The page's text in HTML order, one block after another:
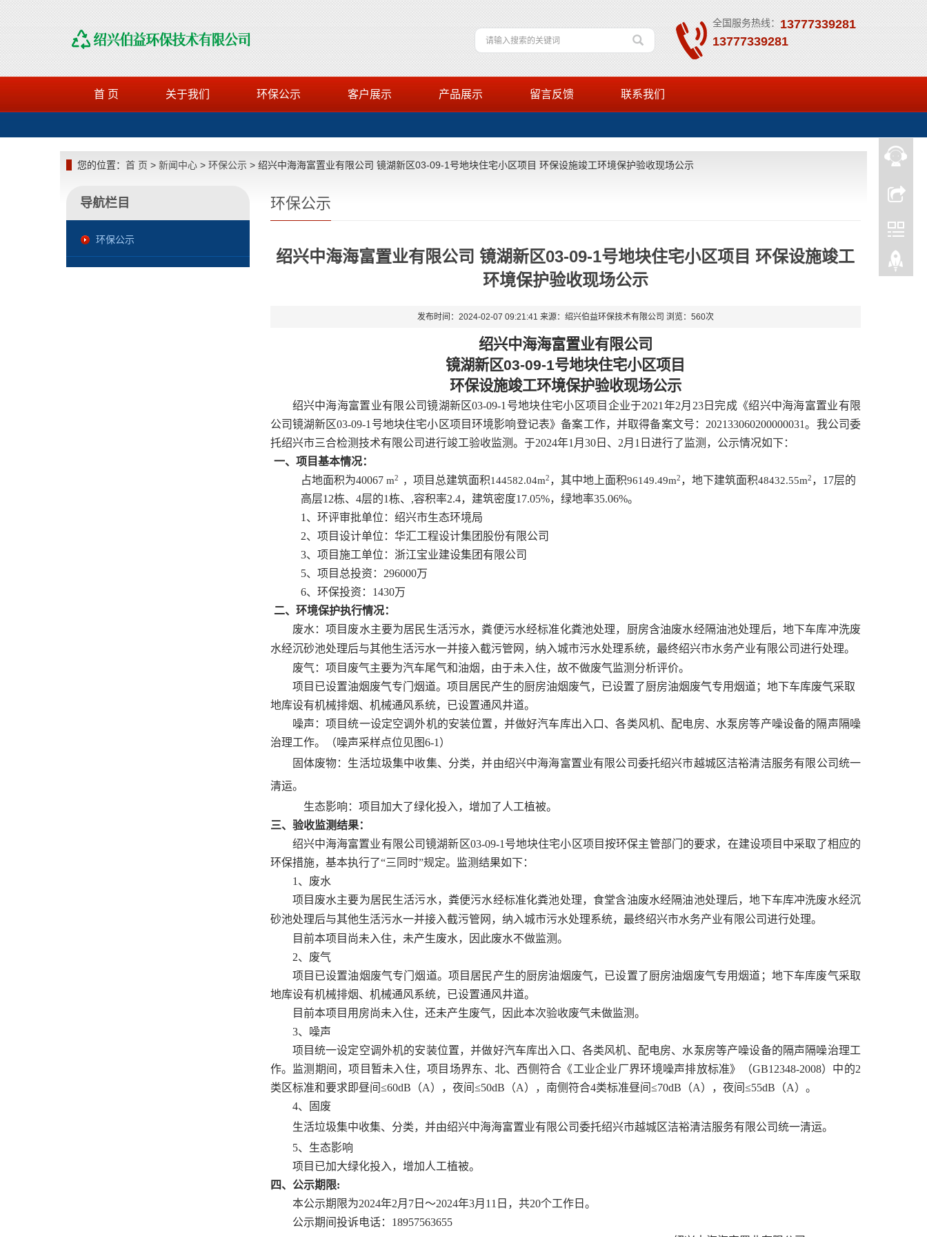
全国服务热线： 13777339281
13777339281
首 页 关于我们 环保公示 客户展示 产品展示 留言反馈 联系我们
您的位置： 首 页 > 新闻中心 > 环保公示 > 绍兴中海海富置业有限公司 镜湖新区03-09-1号地块住宅小区项目 环保设施竣工环境保护验收现场公示
环保公示
绍兴中海海富置业有限公司 镜湖新区03-09-1号地块住宅小区项目 环保设施竣工
环境保护验收现场公示
发布时间：2024-02-07 09:21:41 来源：绍兴伯益环保技术有限公司 浏览：560次
绍兴中海海富置业有限公司
镜湖新区03-09-1号地块住宅小区项目
环保设施竣工环境保护验收现场公示
绍兴中海海富置业有限公司镜湖新区03-09-1 号地块住宅小区项目企业于2021 年2月 23日完成《绍兴中海海富置业有限
公司镜湖新区03-09-1 号地块住宅小区项目环境影响登记表》备案工作，并取得备案文号： 202133060200000031。 我公司委
托绍兴市三合检测技术有限公司进行竣工验收监测。于2024年1 月 30日、 2月 1 日进行了监测，公示情况如下：
一、项目基本情况：
占地面积为40067m2 ， 项目总建筑面积144582.04m2 ，其中地上面积96149.49m2 ，地下建筑面积48432.55m2 ， 17层的
高层12栋、 4层的1栋、 ,容积率2.4，建筑密度17.05%，绿地率35.06%。
1 、环评审批单位：绍兴市生态环境局
2、项目设计单位：华汇工程设计集团股份有限公司
3、项目施工单位：浙江宝业建设集团有限公司
5、项目总投资： 296000万
6、环保投资： 1430万
二、环境保护执行情况：
废水：项目废水主要为居民生活污水，粪便污水经标准化粪池处理，厨房含油废水经隔油池处理后，地下车库冲洗废
水经沉砂池处理后与其他生活污水一并接入截污管网，纳入城市污水处理系统，最终绍兴市水务产业有限公司进行处理。
废气： 项目废气主要为汽车尾气和油烟，由于未入住，故不做废气监测分析评价。
项目已设置油烟废气专门烟道。项目居民产生的厨房油烟废气，已设置了厨房油烟废气专用烟道；地下车库废气采取
地库设有机械排烟、机械通风系统，已设置通风井道。
噪声：项目统一设定空调外机的安装位置，并做好汽车库出入口、各类风机、配电房、水泵房等产噪设备的隔声隔噪
治理工作。（噪声采样点位见图6-1 ）
固体废物： 生活垃圾集中收集、分类，并由绍兴中海海富置业有限公司委托绍兴市越城区洁裕清洁服务有限公司统一
清运。
生态影响：项目加大了绿化投入，增加了人工植被。
三、验收监测结果：
绍兴中海海富置业有限公司镜湖新区03-09-1 号地块住宅小区项目按环保主管部门的要求，在建设项目中采取了相应的
环保措施，基本执行了“三同时”规定。监测结果如下：
1 、废水
项目废水主要为居民生活污水，粪便污水经标准化粪池处理，食堂含油废水经隔油池处理后，地下车库冲洗废水经沉
砂池处理后与其他生活污水一并接入截污管网，纳入城市污水处理系统，最终绍兴市水务产业有限公司进行处理。
目前本项目尚未入住，未产生废水，因此废水不做监测。
2、废气
项目已设置油烟废气专门烟道。项目居民产生的厨房油烟废气，已设置了厨房油烟废气专用烟道；地下车库废气采取
地库设有机械排烟、机械通风系统，已设置通风井道。
目前本项目用房尚未入住，还未产生废气，因此本次验收废气未做监测。
3、噪声
项目统一设定空调外机的安装位置，并做好汽车库出入口、各类风机、配电房、水泵房等产噪设备的隔声隔噪治理工
作。监测期间，项目暂未入住，项目场界东、北、西侧符合《工业企业厂界环境噪声排放标准》（GB12348-2008）中的2
类区标准和要求即昼间≤60dB （A），夜间≤50dB （A），南侧符合4类标准昼间≤70dB （A），夜间≤55dB （A）。
4、固废
生活垃圾集中收集、分类，并由绍兴中海海富置业有限公司委托绍兴市越城区洁裕清洁服务有限公司统一清运。
5、 生态影响
项目已加大绿化投入，增加人工植被。
四、公示期限:
本公示期限为2024年2月 7日～2024年3月 11 日，共20个工作日。
公示期间投诉电话： 18957563655
导航栏目
环保公示